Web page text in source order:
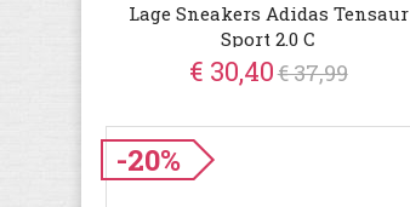
Lage Sneakers Adidas Tensaur
Sport 2.0 C
€ 30,40€ 37,99
-20%